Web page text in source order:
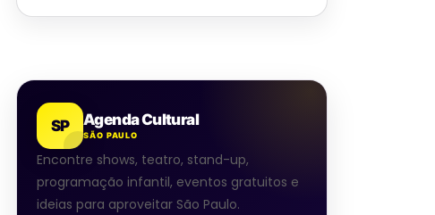
SP Agenda Cultural
SÃO PAULO
Encontre shows, teatro, stand-up,
programação infantil, eventos gratuitos e
ideias para aproveitar São Paulo.